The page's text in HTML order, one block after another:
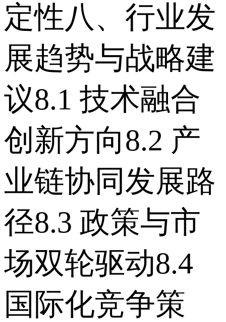
定性 八、行业发
展趋势与战略建
议 8.1 技术融合
创新方向 8.2 产
业链协同发展路
径 8.3 政策与市
场双轮驱动 8.4
国际化竞争策